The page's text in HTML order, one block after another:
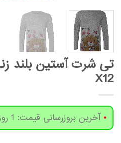
تی شرت آستین بلند
X12
آخرین بروزرسانی قیمت: 1 روز پیش